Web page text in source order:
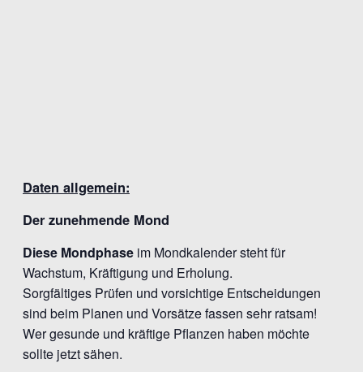
Daten allgemein:
Der zunehmende Mond
Diese Mondphase im Mondkalender steht für
Wachstum, Kräftigung und Erholung.
Sorgfältiges Prüfen und vorsichtige Entscheidungen
sind beim Planen und Vorsätze fassen sehr ratsam!
Wer gesunde und kräftige Pflanzen haben möchte
sollte jetzt sähen.